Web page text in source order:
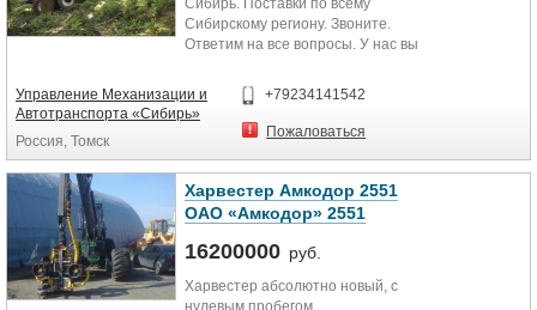
Сибирь. Поставки по всему
Сибирскому региону. Звоните.
Ответим на все вопросы. У нас вы
обслуживание своей техники. При
покупке сцепки- скидки!!!
Среди главных достоинств
секунду, что составляет 70м³ в час
(около 120 деревьев). Харвестер
оснащен измерительной системой,
которая позволяет контролировать
деревьев. В результате
Управление Механизации и
Автотранспорта «Сибирь»
Россия, Томск
+79234141542
Пожаловаться
Харвестер Амкодор 2551
ОАО «Амкодор» 2551
16200000 руб.
Харвестер абсолютно новый, с
нулевым пробегом.